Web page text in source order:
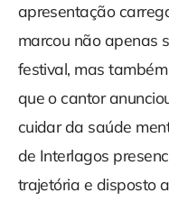
apresentação
marcou não apenas
festival, mas
que o cantor
cuidar da saúde
de Interlagos
trajetória e disposto